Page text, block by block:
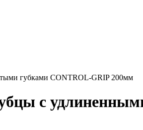
губками CONTROL-GRIP 200мм
с